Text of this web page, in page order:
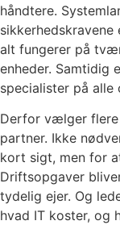
håndtere.
alt fungerer på
enheder.
specialister på alle
Derfor vælger
partner. Ikke
kort sigt, men for
Driftsopgaver
tydelig ejer. Og
hvad IT koster, og